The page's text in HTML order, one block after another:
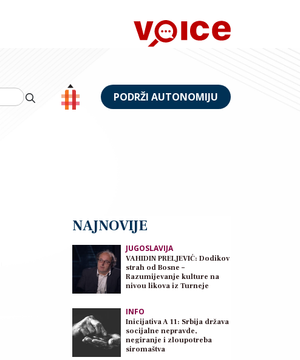
PODRŽI AUTONOMIJU
NAJNOVIJE
JUGOSLAVIJA
VAHIDIN PRELJEVIĆ: Dodikov
strah od Bosne –
Razumijevanje kulture na
nivou likova iz Turneje
INFO
Inicijativa A 11: Srbija država
socijalne nepravde,
negiranje i zloupotreba
siromaštva